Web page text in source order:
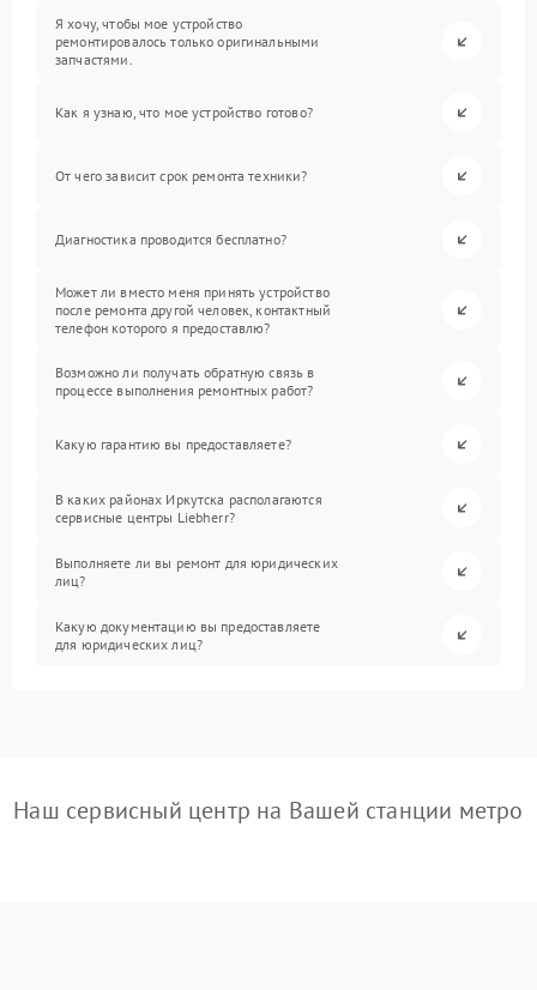
Я хочу, чтобы мое устройство
ремонтировалось только оригинальными
запчастями.
Как я узнаю, что мое устройство готово?
От чего зависит срок ремонта техники?
Диагностика проводится бесплатно?
Может ли вместо меня принять устройство
после ремонта другой человек, контактный
телефон которого я предоставлю?
Возможно ли получать обратную связь в
процессе выполнения ремонтных работ?
Какую гарантию вы предоставляете?
В каких районах Иркутска располагаются
сервисные центры Liebherr?
Выполняете ли вы ремонт для юридических
лиц?
Какую документацию вы предоставляете
для юридических лиц?
Наш сервисный центр на Вашей станции метро